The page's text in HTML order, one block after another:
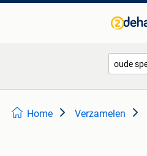
Home Verzamelen